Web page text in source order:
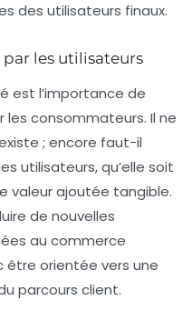
des utilisateurs finaux.
par les utilisateurs
est l’importance de
les consommateurs. Il ne
; encore faut-il
utilisateurs, qu’elle soit
valeur ajoutée tangible.
de nouvelles
au commerce
être orientée vers une
parcours client.